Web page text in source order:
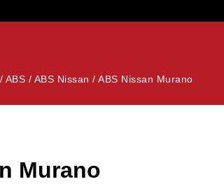
/ ABS / ABS Nissan /ABS Nissan Murano
Murano